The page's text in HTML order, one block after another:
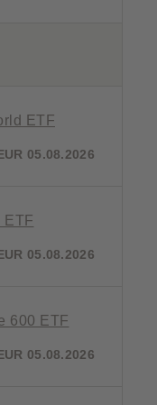
ETF
05.08.2026
ETF
05.08.2026
600 ETF
05.08.2026